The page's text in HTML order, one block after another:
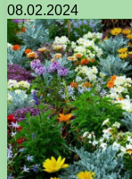
08.02.2024